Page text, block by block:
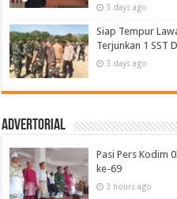
3 days ago
Siap Tempur
Terjunkan 1 SST
3 days ago
Advertorial
Pasi Pers Kodim
ke-69
3 hours ago